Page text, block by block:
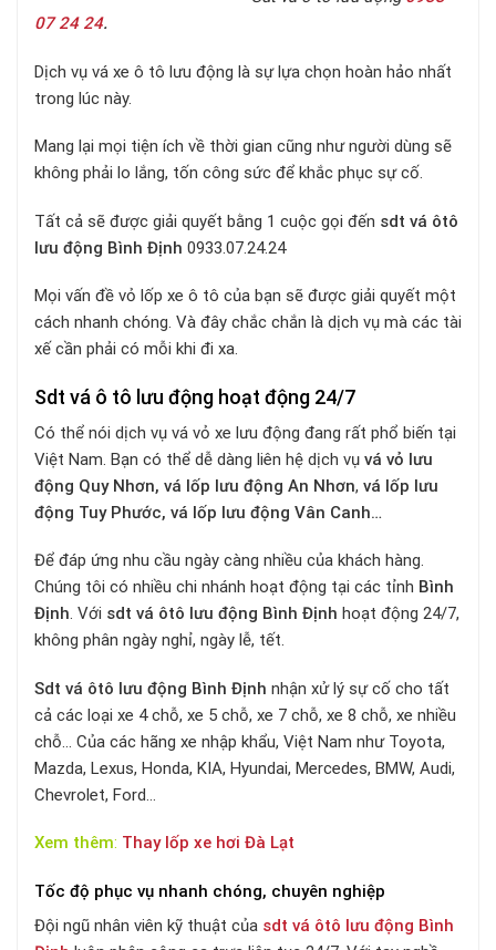
07 24 24.
Dịch vụ vá xe ô tô lưu động là sự lựa chọn hoàn hảo nhất
trong lúc này.
Mang lại mọi tiện ích về thời gian cũng như người dùng sẽ
không phải lo lắng, tốn công sức để khắc phục sự cố.
Tất cả sẽ được giải quyết bằng 1 cuộc gọi đến sdt vá ôtô
lưu động Bình Định 0933.07.24.24
Mọi vấn đề vỏ lốp xe ô tô của bạn sẽ được giải quyết một
cách nhanh chóng. Và đây chắc chắn là dịch vụ mà các tài
xế cần phải có mỗi khi đi xa.
Sdt vá ô tô lưu động hoạt động 24/7
Có thể nói dịch vụ vá vỏ xe lưu động đang rất phổ biến tại
Việt Nam. Bạn có thể dễ dàng liên hệ dịch vụ vá vỏ lưu
động Quy Nhơn, vá lốp lưu động An Nhơn, vá lốp lưu
động Tuy Phước, vá lốp lưu động Vân Canh…
Để đáp ứng nhu cầu ngày càng nhiều của khách hàng.
Chúng tôi có nhiều chi nhánh hoạt động tại các tỉnh Bình
Định. Với sdt vá ôtô lưu động Bình Định hoạt động 24/7,
không phân ngày nghỉ, ngày lễ, tết.
Sdt vá ôtô lưu động Bình Định nhận xử lý sự cố cho tất
cả các loại xe 4 chỗ, xe 5 chỗ, xe 7 chỗ, xe 8 chỗ, xe nhiều
chỗ… Của các hãng xe nhập khẩu, Việt Nam như Toyota,
Mazda, Lexus, Honda, KIA, Hyundai, Mercedes, BMW, Audi,
Chevrolet, Ford…
Xem thêm: Thay lốp xe hơi Đà Lạt
Tốc độ phục vụ nhanh chóng, chuyên nghiệp
Đội ngũ nhân viên kỹ thuật của sdt vá ôtô lưu động Bình